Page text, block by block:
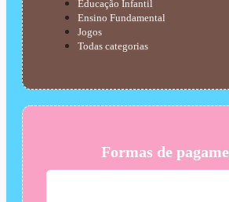
Educação Infantil
Ensino Fundamental
Jogos
Todas categorias
Formas de